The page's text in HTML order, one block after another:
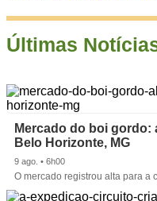
Últimas
Mercado do boi gordo:
Belo Horizonte, MG
9 ago. • 6h00
O mercado registrou alta para a